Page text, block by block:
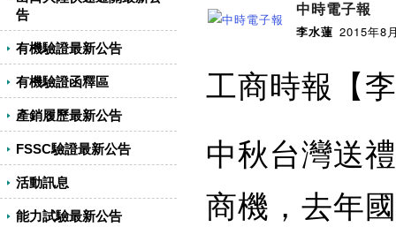
告
有機驗證最新公告
有機驗證函釋區
產銷履歷最新公告
FSSC驗證最新公告
活動訊息
能力試驗最新公告
中時電子報
李水蓮 2015年8
工商時報【
中秋台灣送
商機，去年